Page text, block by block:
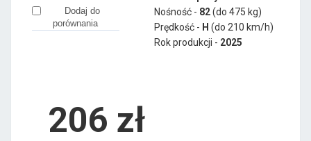
Dodaj do
porównania
Nośność - 82(do 475 kg)
Prędkość - H (do 210 km/h)
Rok produkcji - 2025
206 zł